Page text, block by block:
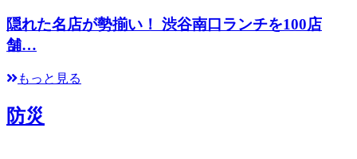
隠れた名店が勢揃い！ 渋谷南口ランチを100店
舗…
もっと見る
防災